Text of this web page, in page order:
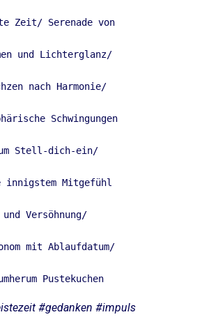
Zeit/ Serenade von
und Lichterglanz/
nach Harmonie/
Schwingungen
Stell-dich-ein/
innigstem Mitgefühl
und Versöhnung/
mit Ablaufdatum/
Pustekuchen
#gedanken #impuls